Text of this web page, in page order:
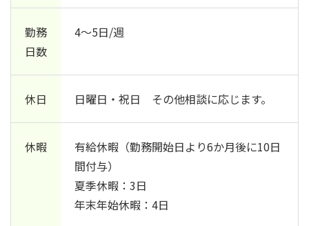
勤務
日数
4～5日/週
休日 日曜日・祝日 その他相談に応じます。
休暇
有給休暇（勤務開始日より6か月後に10日
間付与）
夏季休暇：3日
年末年始休暇：4日